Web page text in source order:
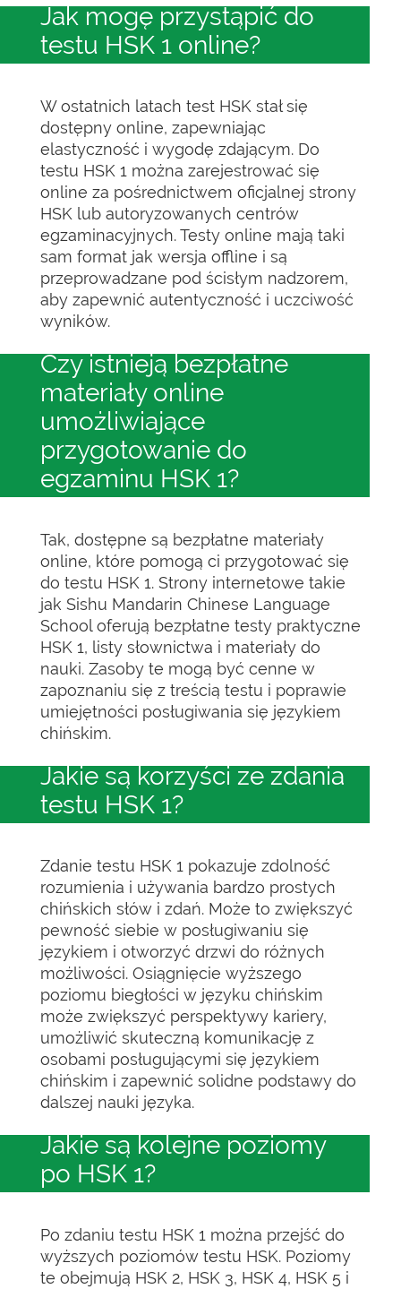
Jak mogę przystąpić do
testu HSK 1 online?
W ostatnich latach test HSK stał się
dostępny online, zapewniając
elastyczność i wygodę zdającym. Do
testu HSK 1 można zarejestrować się
online za pośrednictwem oficjalnej strony
HSK lub autoryzowanych centrów
egzaminacyjnych. Testy online mają taki
sam format jak wersja offline i są
przeprowadzane pod ścisłym nadzorem,
aby zapewnić autentyczność i uczciwość
wyników.
Czy istnieją bezpłatne
materiały online
umożliwiające
przygotowanie do
egzaminu HSK 1?
Tak, dostępne są bezpłatne materiały
online, które pomogą ci przygotować się
do testu HSK 1. Strony internetowe takie
jak Sishu Mandarin Chinese Language
School oferują bezpłatne testy praktyczne
HSK 1, listy słownictwa i materiały do
nauki. Zasoby te mogą być cenne w
zapoznaniu się z treścią testu i poprawie
umiejętności posługiwania się językiem
chińskim.
Jakie są korzyści ze zdania
testu HSK 1?
Zdanie testu HSK 1 pokazuje zdolność
rozumienia i używania bardzo prostych
chińskich słów i zdań. Może to zwiększyć
pewność siebie w posługiwaniu się
językiem i otworzyć drzwi do różnych
możliwości. Osiągnięcie wyższego
poziomu biegłości w języku chińskim
może zwiększyć perspektywy kariery,
umożliwić skuteczną komunikację z
osobami posługującymi się językiem
chińskim i zapewnić solidne podstawy do
dalszej nauki języka.
Jakie są kolejne poziomy
po HSK 1?
Po zdaniu testu HSK 1 można przejść do
wyższych poziomów testu HSK. Poziomy
te obejmują HSK 2, HSK 3, HSK 4, HSK 5 i